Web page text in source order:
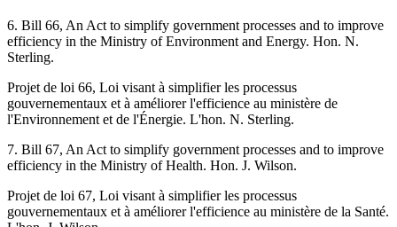
6. Bill 66, An Act to simplify government processes and to improve
efficiency in the Ministry of Environment and Energy. Hon. N.
Sterling.
Projet de loi 66, Loi visant à simplifier les processus
gouvernementaux et à améliorer l'efficience au ministère de
l'Environnement et de l'Énergie. L'hon. N. Sterling.
7. Bill 67, An Act to simplify government processes and to improve
efficiency in the Ministry of Health. Hon. J. Wilson.
Projet de loi 67, Loi visant à simplifier les processus
gouvernementaux et à améliorer l'efficience au ministère de la Santé.